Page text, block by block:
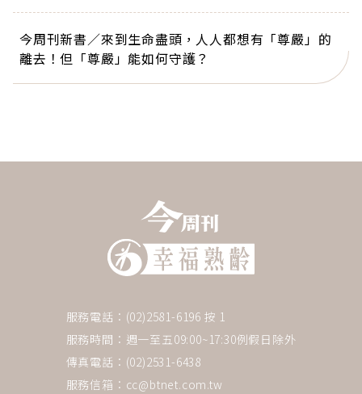
今周刊新書／來到生命盡頭，人人都想有「尊嚴」的
離去！但「尊嚴」能如何守護？
服務電話：(02)2581-6196 按 1
服務時間：週一至五09:00~17:30例假日除外
傳真電話：(02)2531-6438
服務信箱： cc@btnet.com.tw